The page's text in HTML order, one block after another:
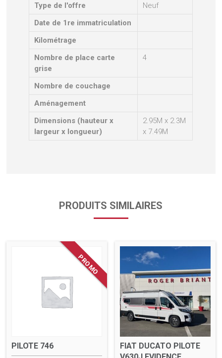
Type de l'offre
Neuf
Date de 1re immatriculation
Kilométrage
Nombre de place carte
grise
4
Nombre de couchage
Aménagement
Dimensions (hauteur x
largeur x longueur)
2.95M x 2.3M
x 7.49M
PRODUITS SIMILAIRES
PILOTE 746
FIAT DUCATO PILOTE